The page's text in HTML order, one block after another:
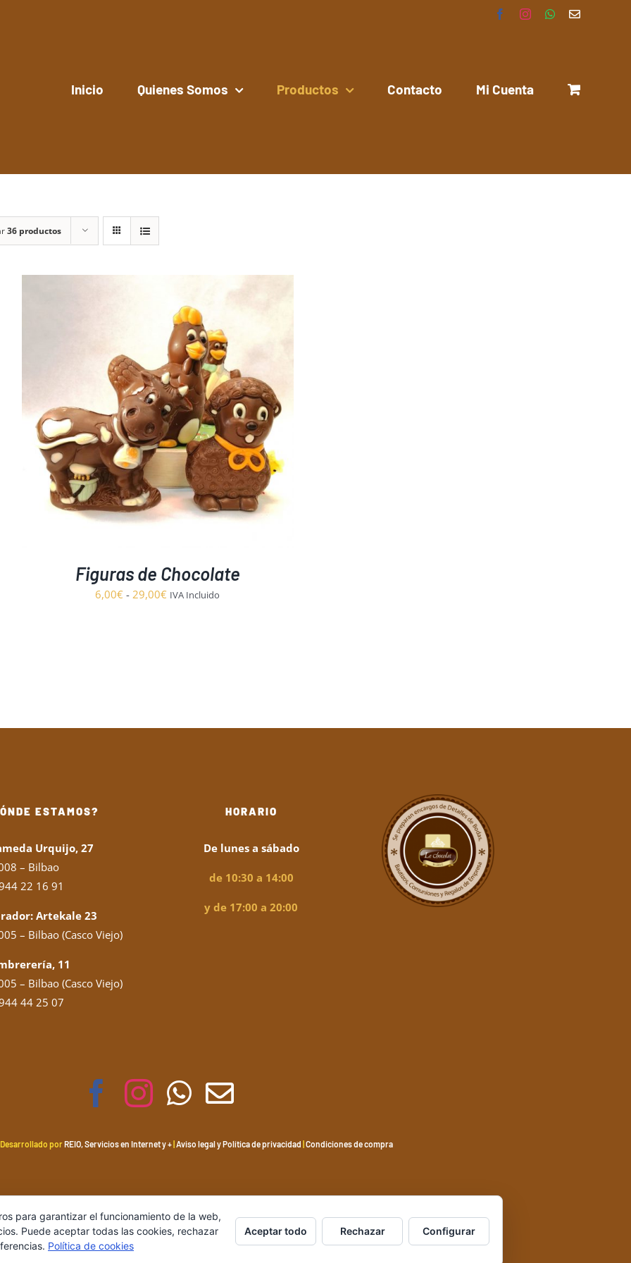
FacebookInstagramWhatsApp
Correo
Inicio Quienes Somos Productos Contacto Mi Cuenta
36 productos
Figuras de Chocolate
6,00€ - 29,00€ Rango
IVA Incluido
ESTAMOS?
Urquijo, 27
– Bilbao
22 16 91
Artekale 23
– Bilbao (Casco Viejo)
11
– Bilbao (Casco Viejo)
44 25 07
HORARIO
De lunes a sábado
de 10:30 a 14:00
y de 17:00 a 20:00
porREIO, Servicios en Internet y +| Aviso legal y Política de privacidad Condiciones de compra
para garantizar el funcionamiento de la web,
Puede aceptar todas las cookies, rechazar
Política de cookies
Aceptar todo Rechazar Configurar